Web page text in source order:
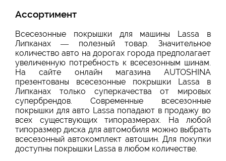
Ассортимент
Всесезонные покрышки для машины Lassa в
Липканах — полезный товар. Значительное
количество авто на дорогах города предполагает
увеличенную потребность к всесезонным шинам.
На сайте онлайн магазина AUTOSHINA
презентованы всесезонные покрышки Lassa в
Липканах только суперкачества от мировых
супербрендов. Современные всесезонные
покрышки для авто Lassa попадают в продажу во
всех существующих типоразмерах. На любой
типоразмер диска для автомобиля можно выбрать
всесезонный автокомплект автошин. Для покупки
доступны покрышки Lassa в любом количестве.